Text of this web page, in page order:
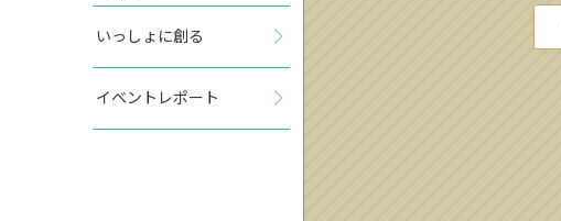
いっしょに創る
イベントレポート